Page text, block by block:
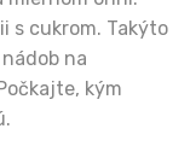
s cukrom. Takýto
na
kým